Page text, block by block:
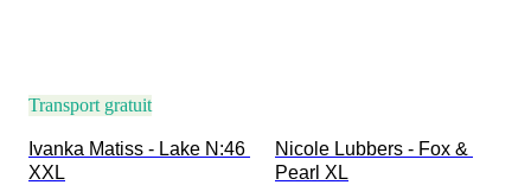
Transport gratuit
Ivanka Matiss - Lake N:46
XXL
Nicole Lubbers - Fox &
Pearl XL